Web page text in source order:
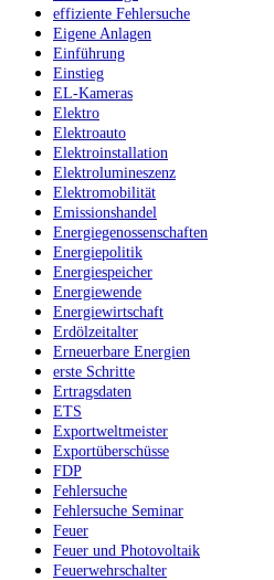
effiziente Fehlersuche
Eigene Anlagen
Einführung
Einstieg
EL-Kameras
Elektro
Elektroauto
Elektroinstallation
Elektrolumineszenz
Elektromobilität
Emissionshandel
Energiegenossenschaften
Energiepolitik
Energiespeicher
Energiewende
Energiewirtschaft
Erdölzeitalter
Erneuerbare Energien
erste Schritte
Ertragsdaten
ETS
Exportweltmeister
Exportüberschüsse
FDP
Fehlersuche
Fehlersuche Seminar
Feuer
Feuer und Photovoltaik
Feuerwehrschalter